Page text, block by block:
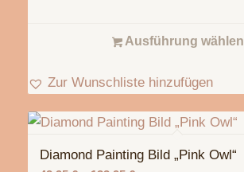
Ausführung wählen
Zur Wunschliste hinzufügen
Diamond Painting Bild „Pink Owl“